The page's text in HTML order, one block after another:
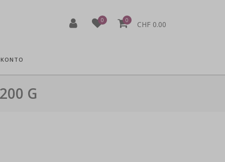
0 0 CHF 0.00
G